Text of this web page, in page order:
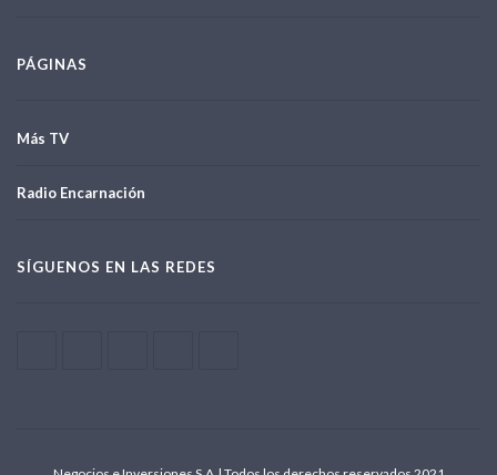
PÁGINAS
Más TV
Radio Encarnación
SÍGUENOS EN LAS REDES